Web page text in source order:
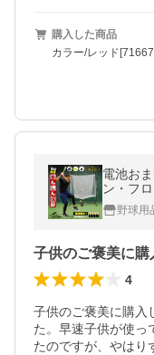
購入した商品
カラー/レッド
電池お
ン・フ
＋穴あ
グ FTM-
野球用
4
子供のご褒美に購入
た。早速子供が使っ
たのですが、やはり